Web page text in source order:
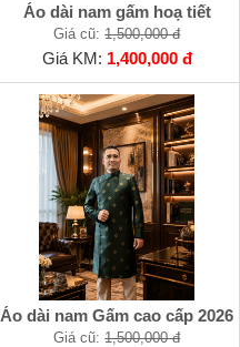
Áo dài nam gấm hoạ tiết
Giá cũ:1,500,000 đ
Giá KM: 1,400,000 đ
Áo dài nam Gấm cao cấp 2026
Giá cũ:1,500,000 đ